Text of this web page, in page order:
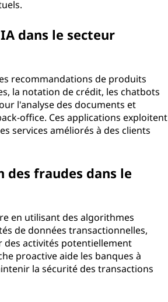
dans le secteur
recommandations de produits
la notation de crédit, les chatbots
l'analyse des documents et
office. Ces applications exploitent
services améliorés à des clients
fraudes dans le
en utilisant des algorithmes
de données transactionnelles,
des activités potentiellement
proactive aide les banques à
la sécurité des transactions